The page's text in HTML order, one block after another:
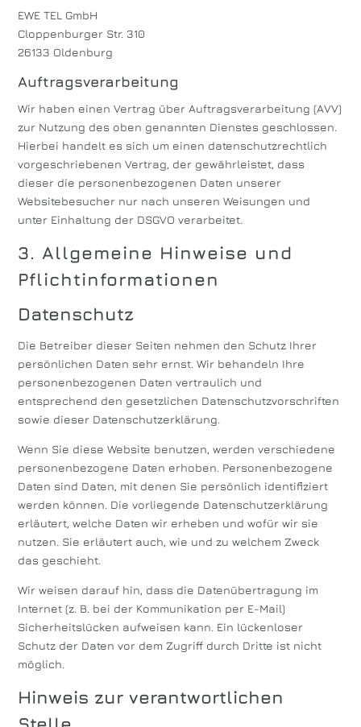
EWE TEL GmbH
Cloppenburger Str. 310
26133 Oldenburg
Auftragsverarbeitung
Wir haben einen Vertrag über Auftragsverarbeitung (AVV)
zur Nutzung des oben genannten Dienstes geschlossen.
Hierbei handelt es sich um einen datenschutzrechtlich
vorgeschriebenen Vertrag, der gewährleistet, dass
dieser die personenbezogenen Daten unserer
Websitebesucher nur nach unseren Weisungen und
unter Einhaltung der DSGVO verarbeitet.
3. Allgemeine Hinweise und
Pflicht­informationen
Datenschutz
Die Betreiber dieser Seiten nehmen den Schutz Ihrer
persönlichen Daten sehr ernst. Wir behandeln Ihre
personenbezogenen Daten vertraulich und
entsprechend den gesetzlichen Datenschutzvorschriften
sowie dieser Datenschutzerklärung.
Wenn Sie diese Website benutzen, werden verschiedene
personenbezogene Daten erhoben. Personenbezogene
Daten sind Daten, mit denen Sie persönlich identifiziert
werden können. Die vorliegende Datenschutzerklärung
erläutert, welche Daten wir erheben und wofür wir sie
nutzen. Sie erläutert auch, wie und zu welchem Zweck
das geschieht.
Wir weisen darauf hin, dass die Datenübertragung im
Internet (z. B. bei der Kommunikation per E-Mail)
Sicherheitslücken aufweisen kann. Ein lückenloser
Schutz der Daten vor dem Zugriff durch Dritte ist nicht
möglich.
Hinweis zur verantwortlichen